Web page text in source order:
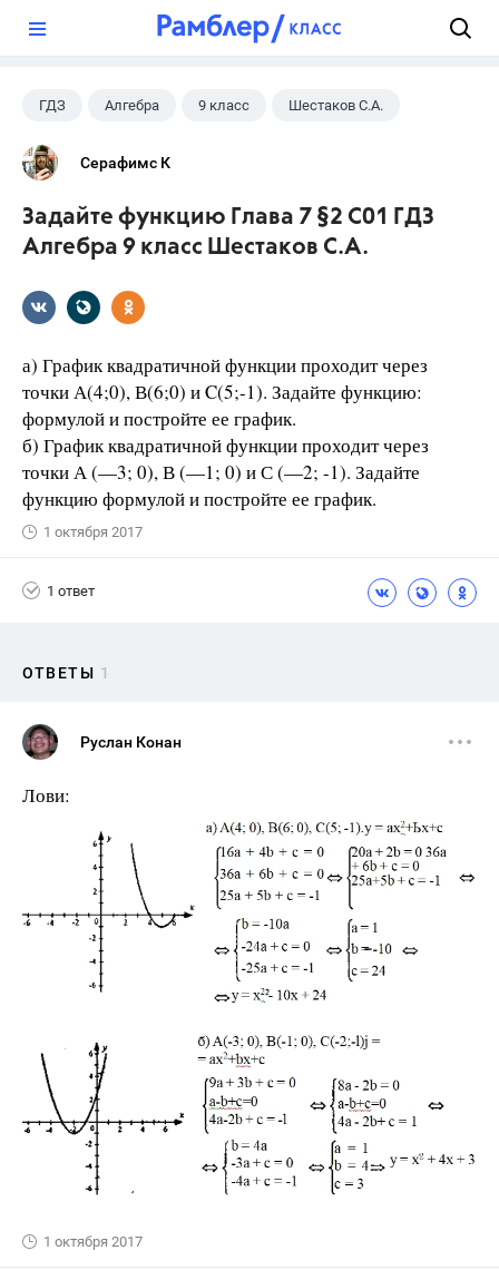
ГДЗ Алгебра 9 класс Шестаков С.А.
Серафимс К
Задайте функцию Глава 7 §2 С01 ГДЗ
Алгебра 9 класс Шестаков С.А.
а) График квадратичной функции проходит через
точки А(4;0), В(6;0) и C(5;-1). Задайте функцию:
формулой и постройте ее график.
б) График квадратичной функции проходит через
точки А (—3; 0), В (—1; 0) и С (—2; -1). Задайте
функцию формулой и постройте ее график.
1 октября 2017
1 ответ
ОТВЕТЫ 1
Руслан Конан
Лови:
1 октября 2017